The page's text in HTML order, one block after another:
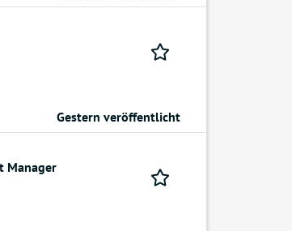
Gestern veröffentlicht
Manager